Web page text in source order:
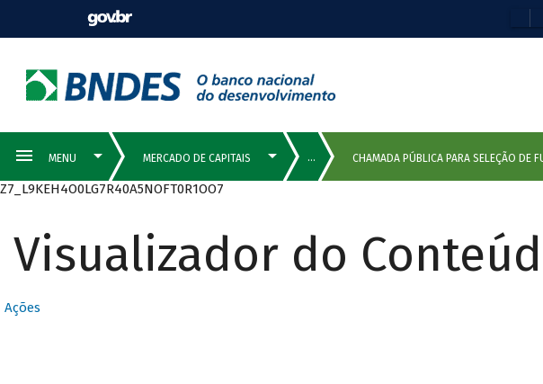
Z7_L9KEH4O0LG7R40A5NOFT0R1OO7
Visualizador do
Ações